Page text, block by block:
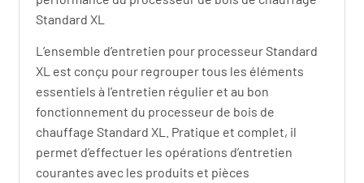
Standard XL
L’ensemble d’entretien pour processeur Standard
XL est conçu pour regrouper tous les éléments
essentiels à l’entretien régulier et au bon
fonctionnement du processeur de bois de
chauffage Standard XL. Pratique et complet, il
permet d’effectuer les opérations d’entretien
courantes avec les produits et pièces